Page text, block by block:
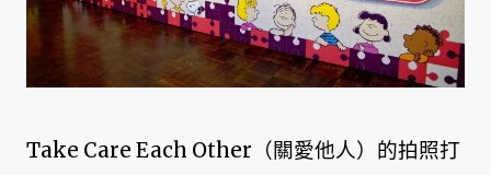
Take Care Each Other（關愛他人）的拍照打